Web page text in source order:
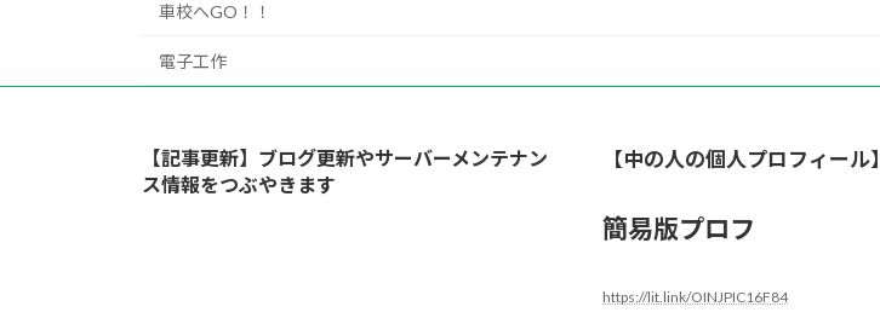
車校へGO！！
電子工作
【記事更新】ブログ更新やサーバーメンテナン
ス情報をつぶやきます
【中の人の個人プロフィール】
簡易版プロフ
https://lit.link/OINJPIC16F84